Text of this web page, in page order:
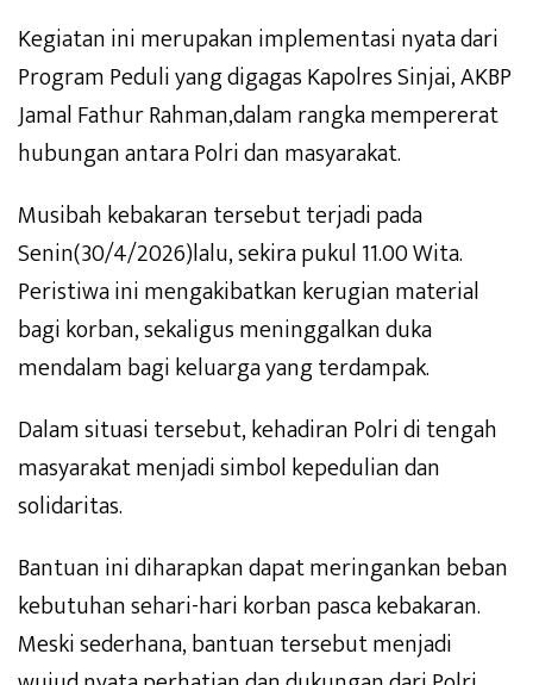
Kegiatan ini merupakan implementasi nyata dari
Program Peduli yang digagas Kapolres Sinjai, AKBP
Jamal Fathur Rahman,dalam rangka mempererat
hubungan antara Polri dan masyarakat.
Musibah kebakaran tersebut terjadi pada
Senin(30/4/2026)lalu, sekira pukul 11.00 Wita.
Peristiwa ini mengakibatkan kerugian material
bagi korban, sekaligus meninggalkan duka
mendalam bagi keluarga yang terdampak.
Dalam situasi tersebut, kehadiran Polri di tengah
masyarakat menjadi simbol kepedulian dan
solidaritas.
Bantuan ini diharapkan dapat meringankan beban
kebutuhan sehari-hari korban pasca kebakaran.
Meski sederhana, bantuan tersebut menjadi